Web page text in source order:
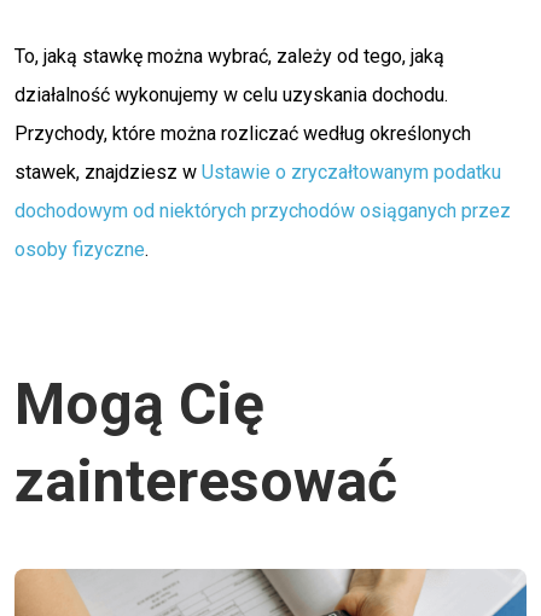
To, jaką stawkę można wybrać, zależy od tego, jaką
działalność wykonujemy w celu uzyskania dochodu.
Przychody, które można rozliczać według określonych
stawek, znajdziesz w Ustawie o zryczałtowanym podatku
dochodowym od niektórych przychodów osiąganych przez
osoby fizyczne.
Mogą Cię
zainteresować